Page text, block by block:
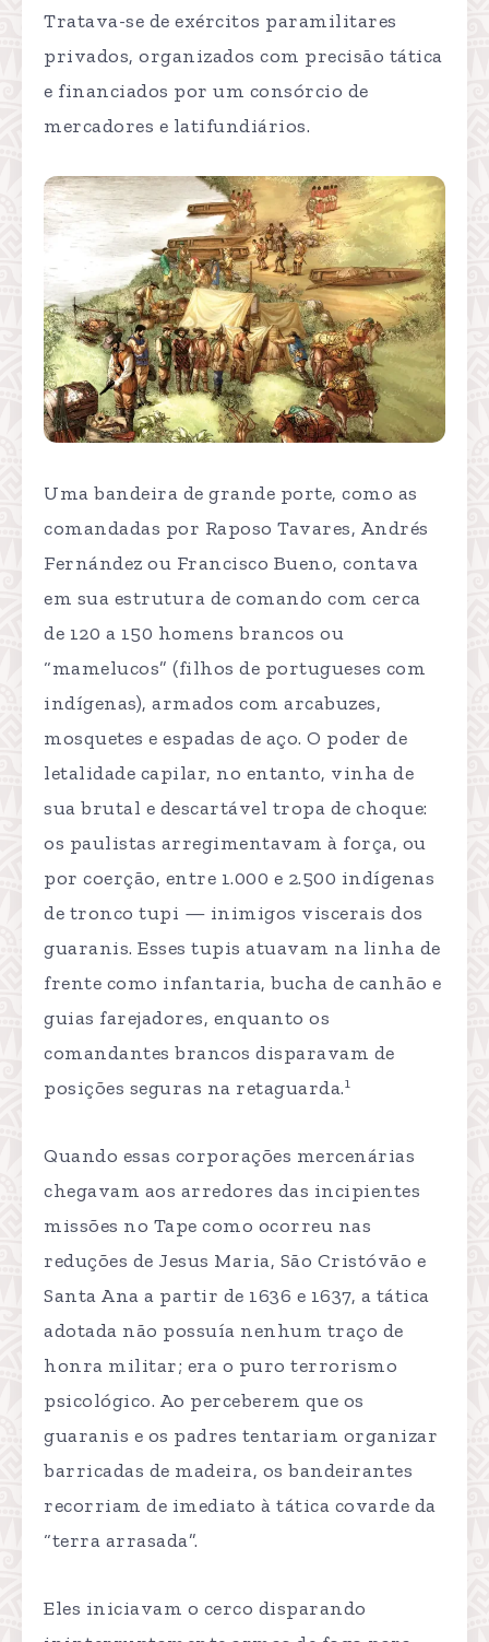
Tratava-se de exércitos paramilitares
privados, organizados com precisão tática
e financiados por um consórcio de
mercadores e latifundiários.
Uma bandeira de grande porte, como as
comandadas por Raposo Tavares, Andrés
Fernández ou Francisco Bueno, contava
em sua estrutura de comando com cerca
de 120 a 150 homens brancos ou
“mamelucos” (filhos de portugueses com
indígenas), armados com arcabuzes,
mosquetes e espadas de aço. O poder de
letalidade capilar, no entanto, vinha de
sua brutal e descartável tropa de choque:
os paulistas arregimentavam à força, ou
por coerção, entre 1.000 e 2.500 indígenas
de tronco tupi — inimigos viscerais dos
guaranis. Esses tupis atuavam na linha de
frente como infantaria, bucha de canhão e
guias farejadores, enquanto os
comandantes brancos disparavam de
posições seguras na retaguarda.1
Quando essas corporações mercenárias
chegavam aos arredores das incipientes
missões no Tape como ocorreu nas
reduções de Jesus Maria, São Cristóvão e
Santa Ana a partir de 1636 e 1637, a tática
adotada não possuía nenhum traço de
honra militar; era o puro terrorismo
psicológico. Ao perceberem que os
guaranis e os padres tentariam organizar
barricadas de madeira, os bandeirantes
recorriam de imediato à tática covarde da
“terra arrasada”.
Eles iniciavam o cerco disparando